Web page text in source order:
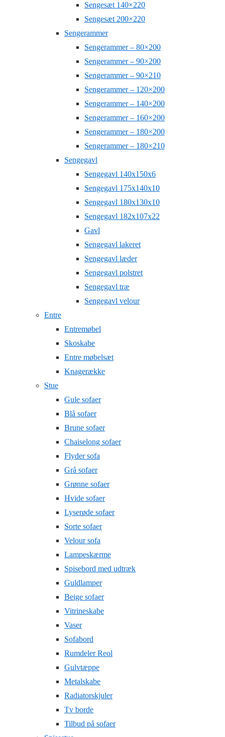
Sengesæt 140×220
Sengesæt 200×220
Sengerammer
Sengerammer – 80×200
Sengerammer – 90×200
Sengerammer – 90×210
Sengerammer – 120×200
Sengerammer – 140×200
Sengerammer – 160×200
Sengerammer – 180×200
Sengerammer – 180×210
Sengegavl
Sengegavl 140x150x6
Sengegavl 175x140x10
Sengegavl 180x130x10
Sengegavl 182x107x22
Gavl
Sengegavl lakeret
Sengegavl læder
Sengegavl polstret
Sengegavl træ
Sengegavl velour
Entre
Entremøbel
Skoskabe
Entre møbelsæt
Knagerække
Stue
Gule sofaer
Blå sofaer
Brune sofaer
Chaiselong sofaer
Flyder sofa
Grå sofaer
Grønne sofaer
Hvide sofaer
Lyserøde sofaer
Sorte sofaer
Velour sofa
Lampeskærme
Spisebord med udtræk
Guldlamper
Beige sofaer
Vitrineskabe
Vaser
Sofabord
Rumdeler Reol
Gulvtæppe
Metalskabe
Radiatorskjuler
Tv borde
Tilbud på sofaer